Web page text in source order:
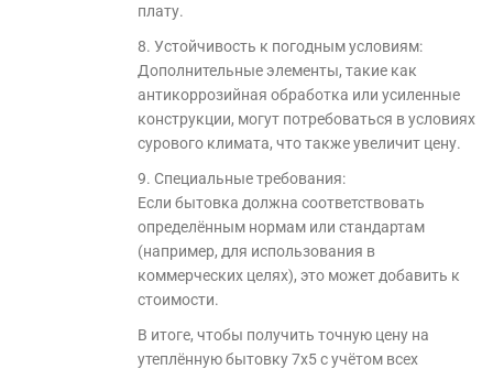
плату.
8. Устойчивость к погодным условиям:
Дополнительные элементы, такие как
антикоррозийная обработка или усиленные
конструкции, могут потребоваться в условиях
сурового климата, что также увеличит цену.
9. Специальные требования:
Если бытовка должна соответствовать
определённым нормам или стандартам
(например, для использования в
коммерческих целях), это может добавить к
стоимости.
В итоге, чтобы получить точную цену на
утеплённую бытовку 7х5 с учётом всех